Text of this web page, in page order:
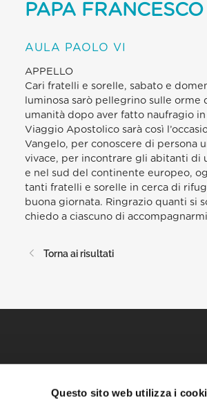
Questo sito web utilizza i
PAPA
AULA PAOLO VI
APPELLO
Cari fratelli e sorelle, sabato e
luminosa sarò pellegrino sulle orme
umanità dopo aver fatto naufragio
Viaggio Apostolico sarà così
Vangelo, per conoscere di persona
vivace, per incontrare gli abitanti di
e nel sud del continente europeo,
tanti fratelli e sorelle in cerca di
buona giornata. Ringrazio quanti si
chiedo a ciascuno di
Torna ai risultati